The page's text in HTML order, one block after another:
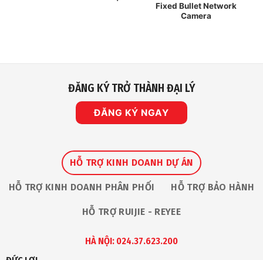
Fixed Bullet Network
Camera
ĐĂNG KÝ TRỞ THÀNH ĐẠI LÝ
ĐĂNG KÝ NGAY
HỖ TRỢ KINH DOANH DỰ ÁN
HỖ TRỢ KINH DOANH PHÂN PHỐI HỖ TRỢ BẢO HÀNH
HỖ TRỢ RUIJIE - REYEE
HÀ NỘI: 024.37.623.200